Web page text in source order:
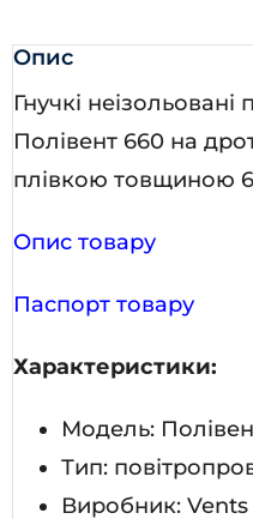
Опис
Гнучкі
Полівент 660 на
плівкою товщиною
Опис товару
Паспорт товару
Характеристики:
Модель:
Тип:
Виробник: Vents